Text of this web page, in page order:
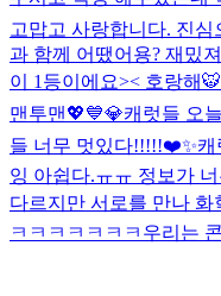
고맙고 사랑합니다. 진심
과 함께 어땠어용? 재밌
이 1등이에요>< 호랑해
맨투맨💖💙💎캐럿들 오
들 너무 멋있다!!!!!❤️✨캐
잉 아쉽다.ㅠㅠ 정보가
다르지만 서로를 만나
ㅋㅋㅋㅋㅋㅋㅋ 우리는